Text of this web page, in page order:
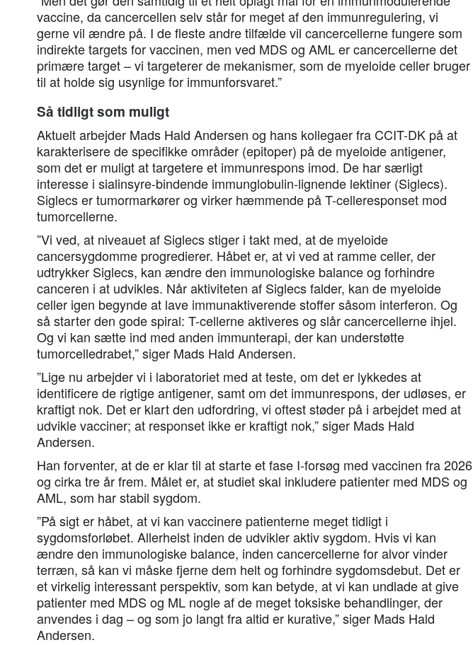
vaccine, da cancercellen selv står for meget af den immunregulering, vi
gerne vil ændre på. I de fleste andre tilfælde vil cancercellerne fungere som
indirekte targets for vaccinen, men ved MDS og AML er cancercellerne det
primære target – vi targeterer de mekanismer, som de myeloide celler bruger
til at holde sig usynlige for immunforsvaret.”
Så tidligt som muligt
Aktuelt arbejder Mads Hald Andersen og hans kollegaer fra CCIT-DK på at
karakterisere de specifikke områder (epitoper) på de myeloide antigener,
som det er muligt at targetere et immunrespons imod. De har særligt
interesse i sialinsyre-bindende immunglobulin-lignende lektiner (Siglecs).
Siglecs er tumormarkører og virker hæmmende på T-celleresponset mod
tumorcellerne.
”Vi ved, at niveauet af Siglecs stiger i takt med, at de myeloide
cancersygdomme progredierer. Håbet er, at vi ved at ramme celler, der
udtrykker Siglecs, kan ændre den immunologiske balance og forhindre
canceren i at udvikles. Når aktiviteten af Siglecs falder, kan de myeloide
celler igen begynde at lave immunaktiverende stoffer såsom interferon. Og
så starter den gode spiral: T-cellerne aktiveres og slår cancercellerne ihjel.
Og vi kan sætte ind med anden immunterapi, der kan understøtte
tumorcelledrabet,” siger Mads Hald Andersen.
”Lige nu arbejder vi i laboratoriet med at teste, om det er lykkedes at
identificere de rigtige antigener, samt om det immunrespons, der udløses, er
kraftigt nok. Det er klart den udfordring, vi oftest støder på i arbejdet med at
udvikle vacciner; at responset ikke er kraftigt nok,” siger Mads Hald
Andersen.
Han forventer, at de er klar til at starte et fase I-forsøg med vaccinen fra 2026
og cirka tre år frem. Målet er, at studiet skal inkludere patienter med MDS og
AML, som har stabil sygdom.
”På sigt er håbet, at vi kan vaccinere patienterne meget tidligt i
sygdomsforløbet. Allerhelst inden de udvikler aktiv sygdom. Hvis vi kan
ændre den immunologiske balance, inden cancercellerne for alvor vinder
terræn, så kan vi måske fjerne dem helt og forhindre sygdomsdebut. Det er
et virkelig interessant perspektiv, som kan betyde, at vi kan undlade at give
patienter med MDS og ML nogle af de meget toksiske behandlinger, der
anvendes i dag – og som jo langt fra altid er kurative,” siger Mads Hald
Andersen.